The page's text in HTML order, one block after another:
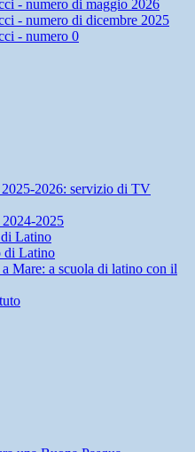
- numero di maggio 2026
- numero di dicembre 2025
- numero 0
2026: servizio di TV
2025
Latino
di Latino
Mare: a scuola di latino con il